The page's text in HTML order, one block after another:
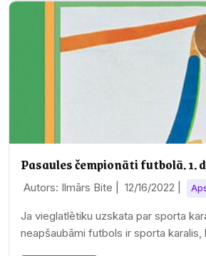
Pasaules čempionāti futbolā. 1.
Autors: Ilmārs Bite | 12/16/2022
Ja vieglatlētiku uzskata par sporta
neapšaubāmi futbols ir sporta